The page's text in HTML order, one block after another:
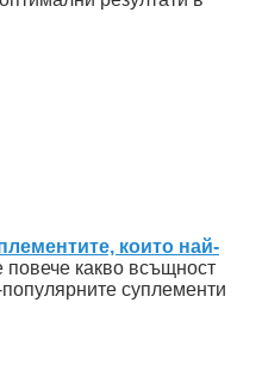
които най-
повече какво всъщност
суплементи